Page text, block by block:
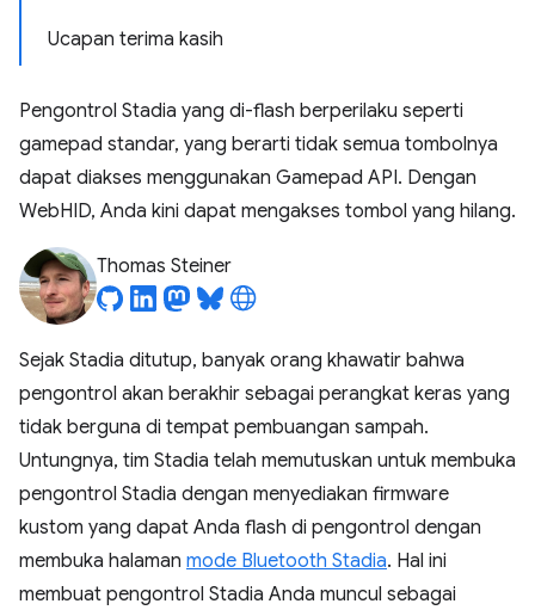
Ucapan terima kasih
Pengontrol Stadia yang di-flash berperilaku seperti
gamepad standar, yang berarti tidak semua tombolnya
dapat diakses menggunakan Gamepad API. Dengan
WebHID, Anda kini dapat mengakses tombol yang hilang.
Thomas Steiner
Sejak Stadia ditutup, banyak orang khawatir bahwa
pengontrol akan berakhir sebagai perangkat keras yang
tidak berguna di tempat pembuangan sampah.
Untungnya, tim Stadia telah memutuskan untuk membuka
pengontrol Stadia dengan menyediakan firmware
kustom yang dapat Anda flash di pengontrol dengan
membuka halaman mode Bluetooth Stadia. Hal ini
membuat pengontrol Stadia Anda muncul sebagai